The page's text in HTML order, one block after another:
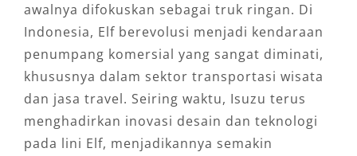
awalnya difokuskan sebagai truk ringan. Di
Indonesia, Elf berevolusi menjadi kendaraan
penumpang komersial yang sangat diminati,
khususnya dalam sektor transportasi wisata
dan jasa travel. Seiring waktu, Isuzu terus
menghadirkan inovasi desain dan teknologi
pada lini Elf, menjadikannya semakin